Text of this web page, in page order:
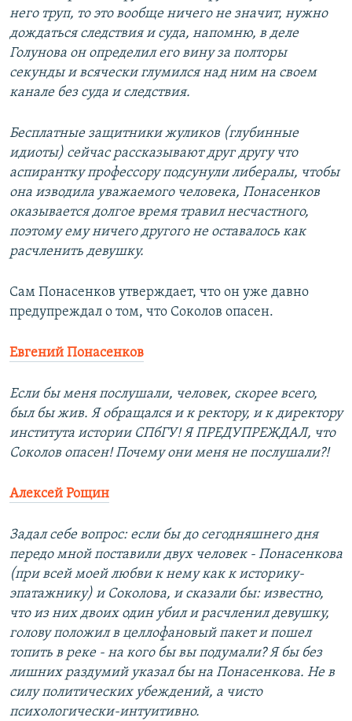
него труп, то это вообще ничего не значит, нужно
дождаться следствия и суда, напомню, в деле
Голунова он определил его вину за полторы
секунды и всячески глумился над ним на своем
канале без суда и следствия.
Бесплатные защитники жуликов (глубинные
идиоты) сейчас рассказывают друг другу что
аспирантку профессору подсунули либералы, чтобы
она изводила уважаемого человека, Понасенков
оказывается долгое время травил несчастного,
поэтому ему ничего другого не оставалось как
расчленить девушку.
Сам Понасенков утверждает, что он уже давно
предупреждал о том, что Соколов опасен.
Евгений Понасенков
Если бы меня послушали, человек, скорее всего,
был бы жив. Я обращался и к ректору, и к директору
института истории СПбГУ! Я ПРЕДУПРЕЖДАЛ, что
Соколов опасен! Почему они меня не послушали?!
Алексей Рощин
Задал себе вопрос: если бы до сегодняшнего дня
передо мной поставили двух человек - Понасенкова
(при всей моей любви к нему как к историку-
эпатажнику) и Соколова, и сказали бы: известно,
что из них двоих один убил и расчленил девушку,
голову положил в целлофановый пакет и пошел
топить в реке - на кого бы вы подумали? Я бы без
лишних раздумий указал бы на Понасенкова. Не в
силу политических убеждений, а чисто
психологически-интуитивно.